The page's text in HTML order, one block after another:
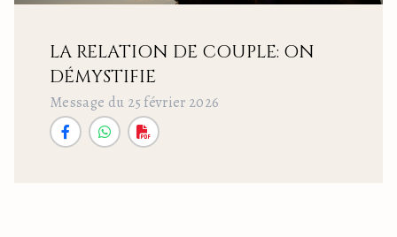
LA RELATION DE COUPLE: ON
DÉMYSTIFIE
Message du 25 février 2026